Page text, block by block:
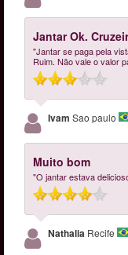
Jantar Ok.
"Jantar se paga pela
Ruim. Não vale o valor
Ivam Sao paulo
Muito bom
"O jantar estava
Nathalia Recife